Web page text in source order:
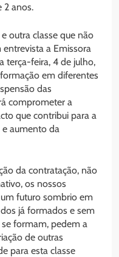
2 anos.
outra classe que não
a Emissora
terça-feira, 4 de julho,
em diferentes
das
comprometer a
que contribui para a
e aumento da
da contratação, não
os nossos
futuro sombrio em
já formados e sem
formam, pedem a
de outras
para esta classe